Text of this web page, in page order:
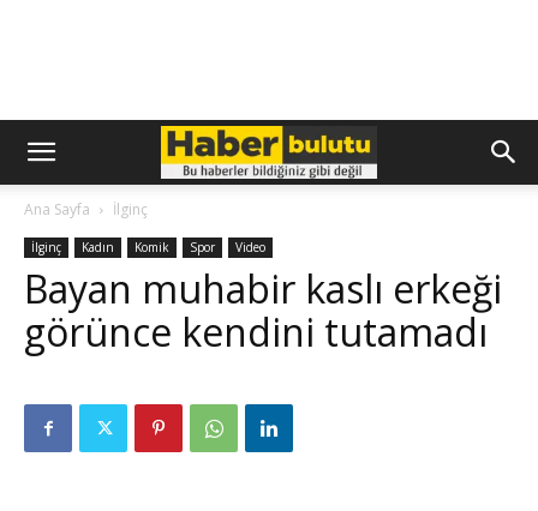
Ana Sayfa İlginç
İlginç Kadın Komik Spor Video
Bayan muhabir kaslı erkeği
görünce kendini tutamadı